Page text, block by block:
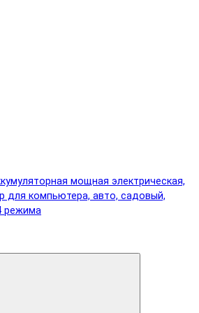
мощная электрическая,
для компьютера, авто, садовый,
режима